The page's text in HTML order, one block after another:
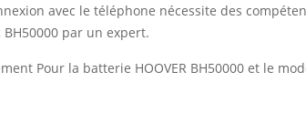
avec le téléphone nécessite des
par un expert.
Pour la batterie HOOVER BH50000 et le